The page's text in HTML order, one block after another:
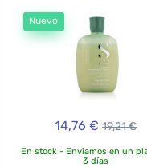
Nuevo
14,76 € 19,21 €
En stock - Enviamos en un
3 días